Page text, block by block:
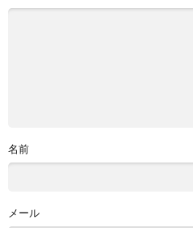
名前
メール